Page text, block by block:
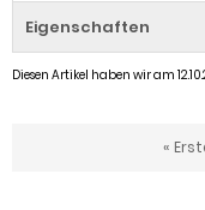
Eigenschaften
Diesen Artikel haben wir am
«